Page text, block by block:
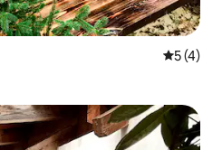
平均评分
5 (4)